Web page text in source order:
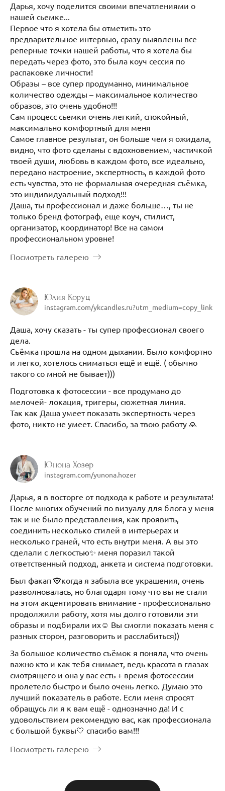
Дарья, хочу поделится своими впечатлениями о
нашей сьемке...
Первое что я хотела бы отметить это
предварительное интервью, сразу выявлены все
реперные точки нашей работы, что я хотела бы
передать через фото, это была коуч сессия по
распаковке личности!
Образы – все супер продуманно, минимальное
количество одежды – максимальное количество
образов, это очень удобно!!!
Сам процесс сьемки очень легкий, спокойный,
максимально комфортный для меня
Самое главное результат, он больше чем я ожидала,
видно, что фото сделаны с вдохновением, частичкой
твоей души, любовь в каждом фото, все идеально,
передано настроение, экспертность, в каждой фото
есть чувства, это не формальная очередная съёмка,
это индивидуальный подход!!!
Даша, ты профессионал и даже больше…, ты не
только бренд фотограф, еще коуч, стилист,
организатор, координатор! Все на самом
профессиональном уровне!
Посмотреть галерею
Юлия Коруц
instagram.com/ykcandles.ru?utm_medium=copy_link
Даша, хочу сказать - ты супер профессионал своего
дела.
Съёмка прошла на одном дыхании. Было комфортно
и легко, хотелось сниматься ещё и ещё. ( обычно
такого со мной не бывает)))
Подготовка к фотосессии - все продумано до
мелочей- локация, тригеры, сюжетная линия.
Так как Даша умеет показать экспертность через
фото, никто не умеет. Спасибо, за твою работу 🙏
Юнона Хозер
instagram.com/yunona.hozer
Дарья, я в восторге от подхода к работе и результата!
После многих обучений по визуалу для блога у меня
так и не было представления, как проявить,
соединить несколько стилей в интерьерах и
несколько граней, что есть внутри меня. А вы это
сделали с легкостью✨ меня поразил такой
ответственный подход, анкета и система подготовки.
Был факап 🙈когда я забыла все украшения, очень
разволновалась, но благодаря тому что вы не стали
на этом акцентировать внимание - профессионально
продолжили работу, хотя мы долго готовили эти
образы и подбирали их☺️ Вы смогли показать меня с
разных сторон, разговорить и расслабиться))
За большое количество съёмок я поняла, что очень
важно кто и как тебя снимает, ведь красота в глазах
смотрящего и она у вас есть + время фотосессии
пролетело быстро и было очень легко. Думаю это
лучший показатель в работе. Если меня спросят
обращусь ли я к вам ещё - однозначно да! И с
удовольствием рекомендую вас, как профессионала
с большой буквы🤍 спасибо вам!!!
Посмотреть галерею